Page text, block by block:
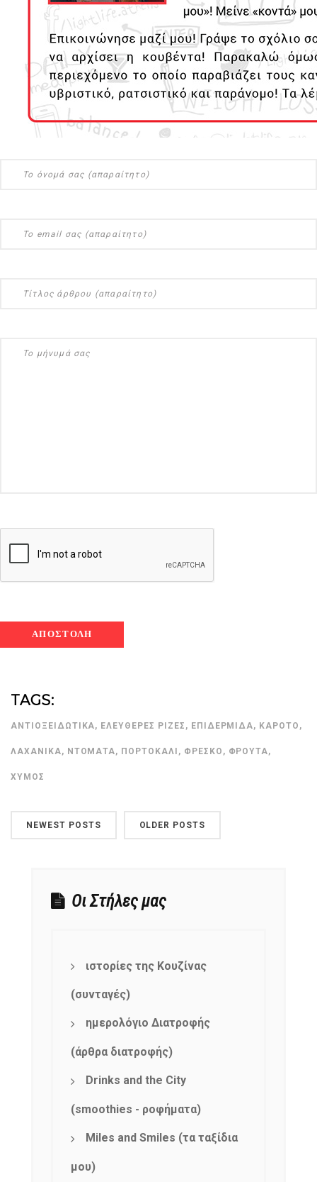
TAGS:
ΑΝΤΙΟΞΕΙΔΩΤΙΚΆ, ΕΛΕΎΘΕΡΕΣ ΡΊΖΕΣ , ΕΠΙΔΕΡΜΊΔΑ, ΚΑΡΌΤΟ ,
ΛΑΧΑΝΙΚΆ, ΝΤΟΜΆΤΑ, ΠΟΡΤΟΚΆΛΙ , ΦΡΈΣΚΟ , ΦΡΟΎΤΑ,
ΧΥΜΌΣ
NEWEST POSTS OLDER POSTS
Οι Στήλες μας
ιστορίες της Κουζίνας
(συνταγές)
ημερολόγιο Διατροφής
(άρθρα διατροφής)
Drinks and the City
(smoothies - ροφήματα)
Miles and Smiles (τα ταξίδια
μου)